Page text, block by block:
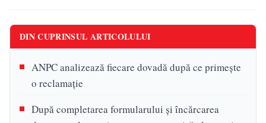
DIN CUPRINSUL ARTICOLULUI
ANPC analizează fiecare dovadă după ce primește
o reclamație
După completarea formularului și încărcarea